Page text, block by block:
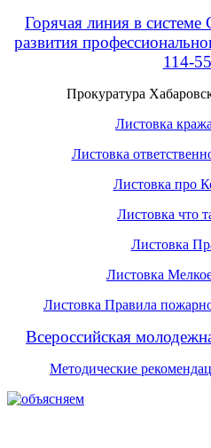
Горячая линия в
развития
114-
Прокуратура
Листовка
Листовка
Листовка про
Листовка что
Листовка
Листовка
Листовка Правила
Всероссийская
Методические